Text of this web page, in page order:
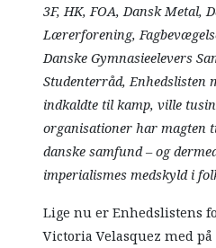
3F, HK, FOA, Dansk Metal,
Lærerforening,
Danske Gymnasieelevers
Studenterråd, Enhedslisten
indkaldte til kamp, ville
organisationer har magten
danske samfund – og
imperialismes medskyld i
Lige nu er Enhedslistens
Victoria Velasquez med